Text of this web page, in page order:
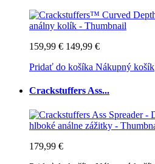
159,99 € 149,99 €
Pridať do košíka Nákupný košík
Crackstuffers Ass...
179,99 €